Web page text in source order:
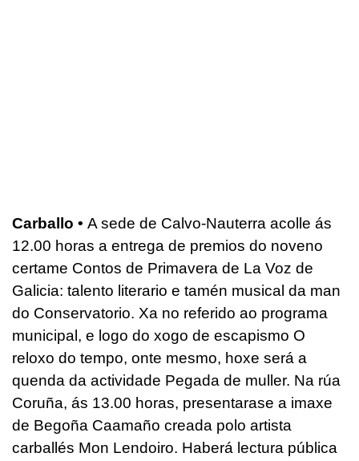
Carballo • A sede de Calvo-Nauterra acolle ás
12.00 horas a entrega de premios do noveno
certame Contos de Primavera de La Voz de
Galicia: talento literario e tamén musical da man
do Conservatorio. Xa no referido ao programa
municipal, e logo do xogo de escapismo O
reloxo do tempo, onte mesmo, hoxe será a
quenda da actividade Pegada de muller. Na rúa
Coruña, ás 13.00 horas, presentarase a imaxe
de Begoña Caamaño creada polo artista
carballés Mon Lendoiro. Haberá lectura pública